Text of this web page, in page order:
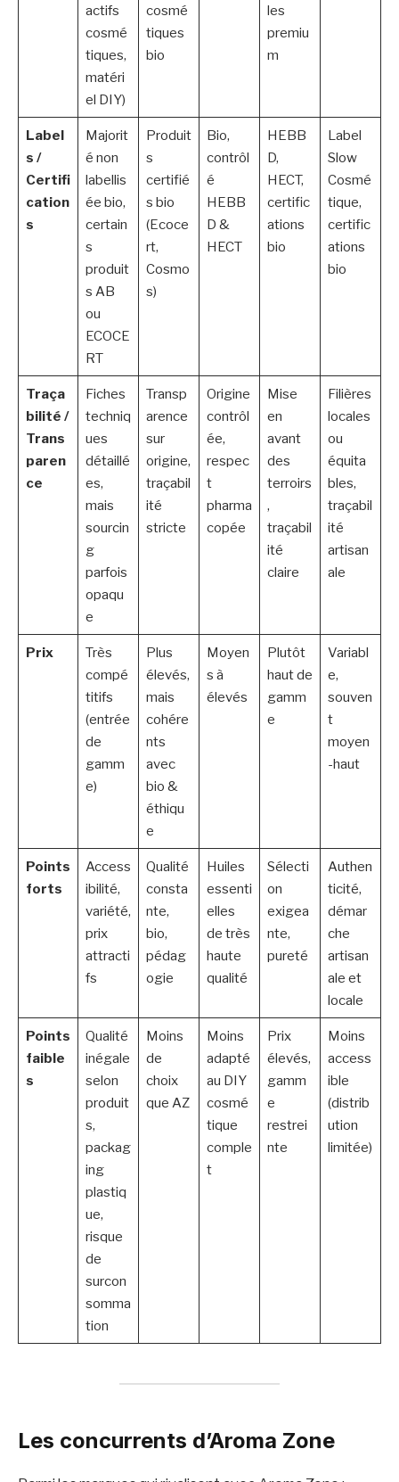
actifs
cosmé
tiques,
matéri
el DIY)
cosmé
tiques
bio
les
premiu
m
Label
s /
Certifi
cation
s
Majorit
é non
labellis
ée bio,
certain
s
produit
s AB
ou
ECOCE
RT
Produit
s
certifié
s bio
(Ecoce
rt,
Cosmo
s)
Bio,
contrôl
é
HEBB
D &
HECT
HEBB
D,
HECT,
certific
ations
bio
Label
Slow
Cosmé
tique,
certific
ations
bio
Traça
bilité /
Trans
paren
ce
Fiches
techniq
ues
détaillé
es,
mais
sourcin
g
parfois
opaqu
e
Transp
arence
sur
origine,
traçabil
ité
stricte
Origine
contrôl
ée,
respec
t
pharma
copée
Mise
en
avant
des
terroirs
,
traçabil
ité
claire
Filières
locales
ou
équita
bles,
traçabil
ité
artisan
ale
Prix
Très
compé
titifs
(entrée
de
gamm
e)
Plus
élevés,
mais
cohére
nts
avec
bio &
éthiqu
e
Moyen
s à
élevés
Plutôt
haut de
gamm
e
Variabl
e,
souven
t
moyen
-haut
Points
forts
Access
ibilité,
variété,
prix
attracti
fs
Qualité
consta
nte,
bio,
pédag
ogie
Huiles
essenti
elles
de très
haute
qualité
Sélecti
on
exigea
nte,
pureté
Authen
ticité,
démar
che
artisan
ale et
locale
Points
faible
s
Qualité
inégale
selon
produit
s,
packag
ing
plastiq
ue,
risque
de
surcon
somma
tion
Moins
de
choix
que AZ
Moins
adapté
au DIY
cosmé
tique
comple
t
Prix
élevés,
gamm
e
restrei
nte
Moins
access
ible
(distrib
ution
limitée)
Les concurrents d’Aroma Zone